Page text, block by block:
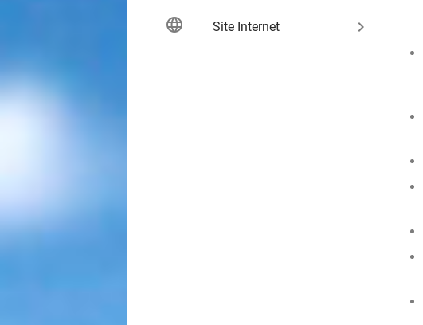
language Site Internet keyboard_arrow_right